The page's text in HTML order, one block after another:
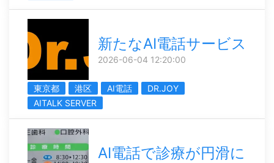
新たなAI電話サービス
2026-06-04 12:20:00
東京都 港区 AI電話
DR.JOY
AITALK SERVER
AI電話で診療が円滑に